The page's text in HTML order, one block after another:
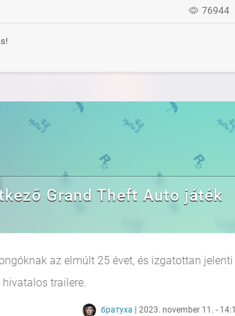
76944
Grand Theft Auto játék
az elmúlt 25 évet, és izgatottan jelenti
trailere.
братуха | 2023. november 11. -